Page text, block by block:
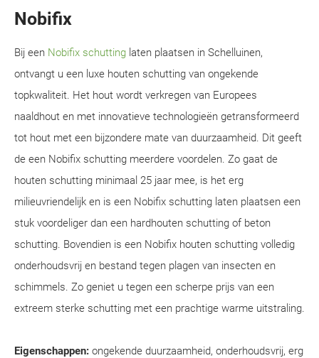
Nobifix
Bij een Nobifix schutting laten plaatsen in Schelluinen,
ontvangt u een luxe houten schutting van ongekende
topkwaliteit. Het hout wordt verkregen van Europees
naaldhout en met innovatieve technologieën getransformeerd
tot hout met een bijzondere mate van duurzaamheid. Dit geeft
de een Nobifix schutting meerdere voordelen. Zo gaat de
houten schutting minimaal 25 jaar mee, is het erg
milieuvriendelijk en is een Nobifix schutting laten plaatsen een
stuk voordeliger dan een hardhouten schutting of beton
schutting. Bovendien is een Nobifix houten schutting volledig
onderhoudsvrij en bestand tegen plagen van insecten en
schimmels. Zo geniet u tegen een scherpe prijs van een
extreem sterke schutting met een prachtige warme uitstraling.
Eigenschappen: ongekende duurzaamheid, onderhoudsvrij, erg